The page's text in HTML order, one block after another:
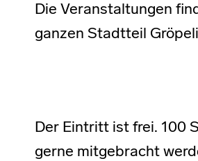
Die Veranstaltungen
ganzen Stadtteil
Der Eintritt ist frei. 100
gerne mitgebracht